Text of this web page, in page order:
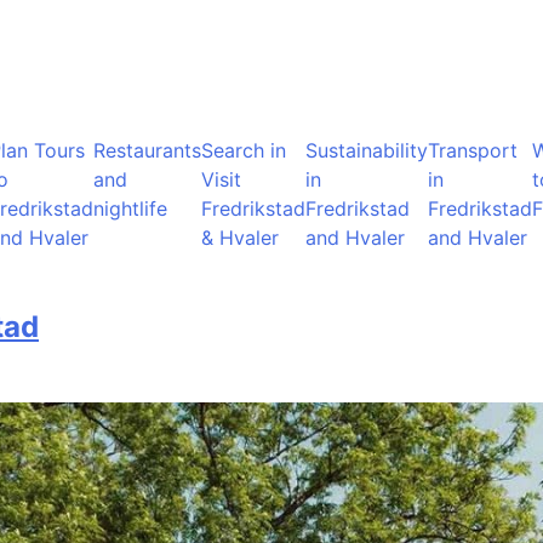
Tours
Hvaler
Restaurants
and
nightlife
Search in
Visit
Fredrikstad
& Hvaler
Sustainability
in
Fredrikstad
and Hvaler
Transport
in
Fredrikstad
and Hvaler